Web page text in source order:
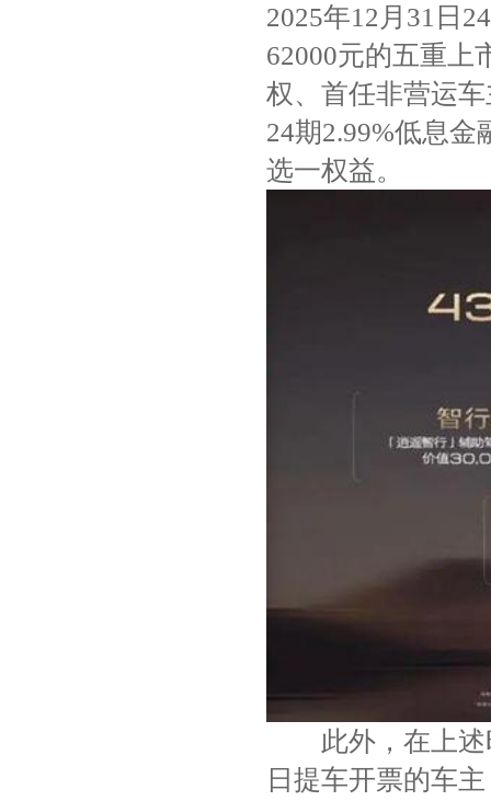
2025年12月31日
62000元的五重上
权、首任非营运
24期2.99%低息
选一权益。
此外，在上述时
日提车开票的车